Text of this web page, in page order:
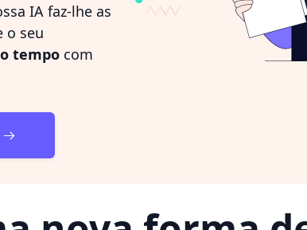
IA faz-lhe as
o seu
tempo com